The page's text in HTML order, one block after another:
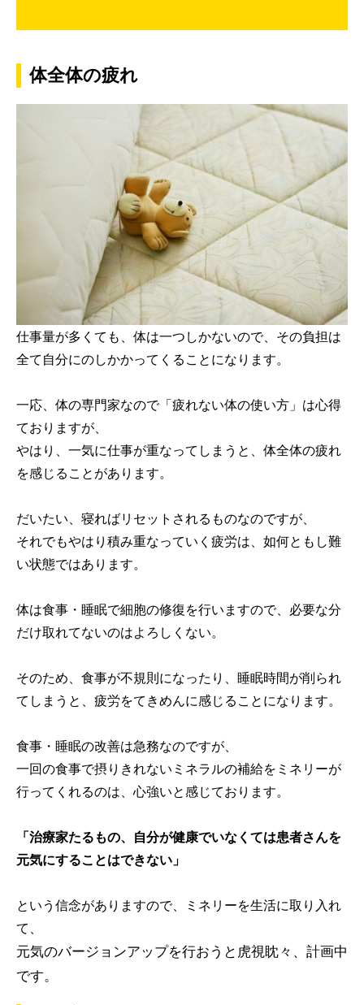
体全体の疲れ
仕事量が多くても、体は一つしかないので、その負担は
全て自分にのしかかってくることになります。
一応、体の専門家なので「疲れない体の使い方」は心得
ておりますが、
やはり、一気に仕事が重なってしまうと、体全体の疲れ
を感じることがあります。
だいたい、寝ればリセットされるものなのですが、
それでもやはり積み重なっていく疲労は、如何ともし難
い状態ではあります。
体は食事・睡眠で細胞の修復を行いますので、必要な分
だけ取れてないのはよろしくない。
そのため、食事が不規則になったり、睡眠時間が削られ
てしまうと、疲労をてきめんに感じることになります。
食事・睡眠の改善は急務なのですが、
一回の食事で摂りきれないミネラルの補給をミネリーが
行ってくれるのは、心強いと感じております。
「治療家たるもの、自分が健康でいなくては患者さんを
元気にすることはできない」
という信念がありますので、ミネリーを生活に取り入れ
て、
元気のバージョンアップを行おうと虎視眈々、計画中
です。